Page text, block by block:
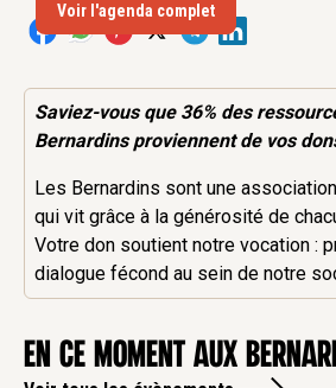
Voir l'agenda complet
Saviez-vous que 36% des
Bernardins proviennent de vos
Les Bernardins sont une
qui vit grâce à la générosité de
Votre don soutient notre vocation :
dialogue fécond au sein de notre
en ce moment aux